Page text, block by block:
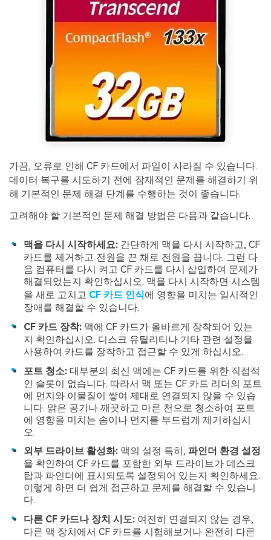
가끔, 오류로 인해 CF 카드에서 파일이 사라질 수 있습니다.
데이터 복구를 시도하기 전에 잠재적인 문제를 해결하기 위
해 기본적인 문제 해결 단계를 수행하는 것이 좋습니다.
고려해야 할 기본적인 문제 해결 방법은 다음과 같습니다.
맥을 다시 시작하세요: 간단하게 맥을 다시 시작하고, CF
카드를 제거하고 전원을 끈 채로 전원을 끕니다. 그런 다
음 컴퓨터를 다시 켜고 CF 카드를 다시 삽입하여 문제가
해결되었는지 확인하십시오. 맥을 다시 시작하면 시스템
을 새로 고치고 CF 카드 인식에 영향을 미치는 일시적인
장애를 해결할 수 있습니다.
CF 카드 장착: 맥에 CF 카드가 올바르게 장착되어 있는
지 확인하십시오. 디스크 유틸리티나 기타 관련 설정을
사용하여 카드를 장착하고 접근할 수 있게 하십시오.
포트 청소: 대부분의 최신 맥에는 CF 카드를 위한 직접적
인 슬롯이 없습니다. 따라서 맥 또는 CF 카드 리더의 포트
에 먼지와 이물질이 쌓여 제대로 연결되지 않을 수 있습
니다. 맑은 공기나 깨끗하고 마른 천으로 청소하여 포트
에 영향을 미치는 솜이나 먼지를 부드럽게 제거하십시
오.
외부 드라이브 활성화: 맥의 설정 특히, 파인더 환경 설정
을 확인하여 CF 카드를 포함한 외부 드라이브가 데스크
탑과 파인더에 표시되도록 설정되어 있는지 확인하세요.
이렇게 하면 더 쉽게 접근하고 문제를 해결할 수 있습니
다.
다른 CF 카드나 장치 시도: 여전히 연결되지 않는 경우,
다른 맥 장치에서 CF 카드를 시험해보거나 완전히 다른